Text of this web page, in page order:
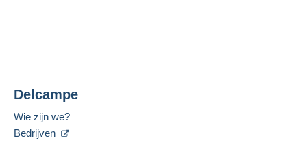
Delcampe
Wie zijn we?
Bedrijven